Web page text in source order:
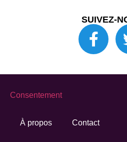
SUIVEZ-
À propos Contact
Consentement